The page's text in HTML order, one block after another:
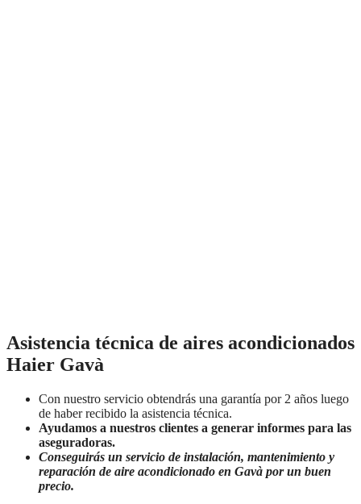
Asistencia técnica de aires acondicionados
Haier Gavà
Con nuestro servicio obtendrás una garantía por 2 años luego
de haber recibido la asistencia técnica.
Ayudamos a nuestros clientes a generar informes para las
aseguradoras.
Conseguirás un servicio de instalación, mantenimiento y
reparación de aire acondicionado en Gavà por un buen
precio.